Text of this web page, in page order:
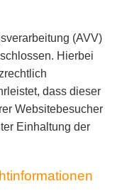
(AVV)
Hierbei
dass dieser
Websitebesucher
Einhaltung der